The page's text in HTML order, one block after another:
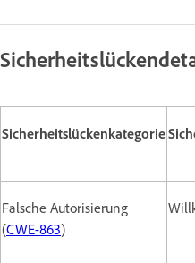
Sicherheitslückenkategorie
Falsche Autorisierung
(CWE-863)